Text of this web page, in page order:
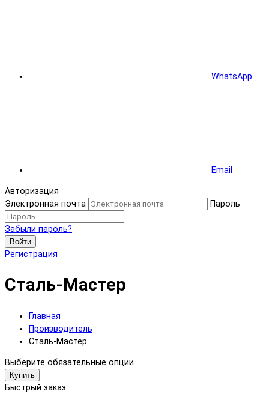
WhatsApp
Email
Авторизация
Электронная почта
Пароль
Забыли пароль?
Войти
Регистрация
Сталь-Мастер
Главная
Производитель
Сталь-Мастер
Выберите обязательные опции
Купить
Быстрый заказ